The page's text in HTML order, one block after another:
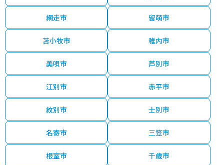
網走市 留萌市
苫小牧市 稚内市
美唄市 芦別市
江別市 赤平市
紋別市 士別市
名寄市 三笠市
根室市 千歳市